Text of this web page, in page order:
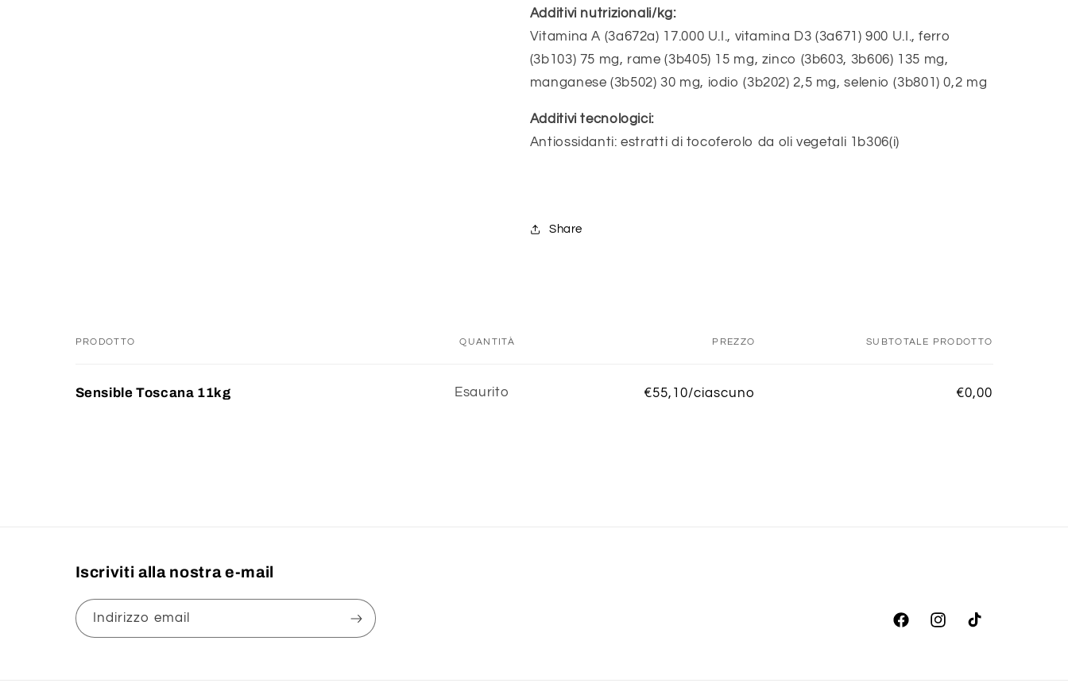
Additivi nutrizionali/kg:
Vitamina A (3a672a) 17.000 U.I., vitamina D3 (3a671) 900 U.I., ferro
(3b103) 75 mg, rame (3b405) 15 mg, zinco (3b603, 3b606) 135 mg,
manganese (3b502) 30 mg, iodio (3b202) 2,5 mg, selenio (3b801) 0,2 mg
Additivi tecnologici:
Antiossidanti: estratti di tocoferolo da oli vegetali 1b306(i)
Share
tuo
PRODOTTO QUANTITÀ PREZZO SUBTOTALE PRODOTTO
Sensible Toscana 11kg Quantità
Esaurito €55,10/ciascuno €0,00
Iscriviti alla nostra e-mail
Indirizzo email
FacebookInstagramTikTok